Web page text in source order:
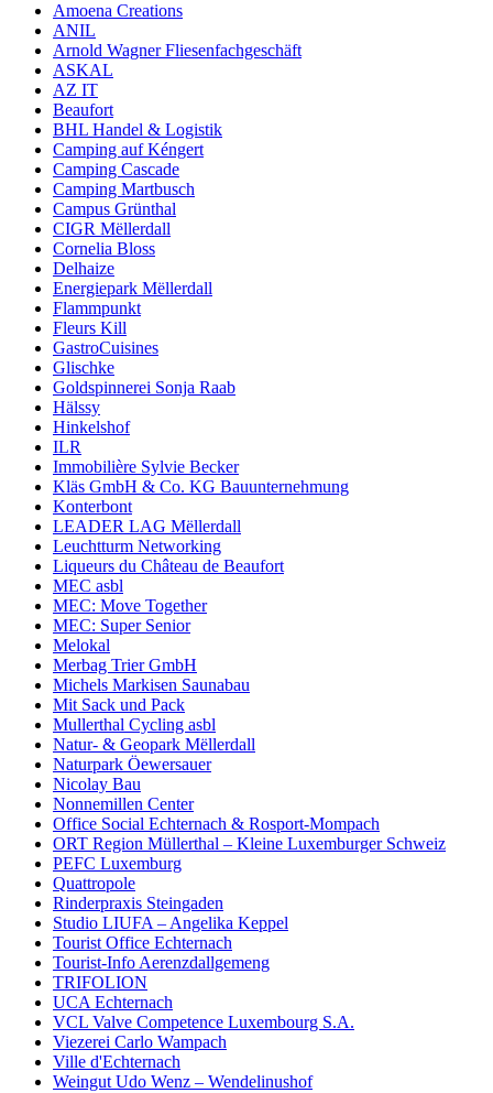
Amoena Creations
ANIL
Arnold Wagner Fliesenfachgeschäft
ASKAL
AZ IT
Beaufort
BHL Handel & Logistik
Camping auf Kéngert
Camping Cascade
Camping Martbusch
Campus Grünthal
CIGR Mëllerdall
Cornelia Bloss
Delhaize
Energiepark Mëllerdall
Flammpunkt
Fleurs Kill
GastroCuisines
Glischke
Goldspinnerei Sonja Raab
Hälssy
Hinkelshof
ILR
Immobilière Sylvie Becker
Kläs GmbH & Co. KG Bauunternehmung
Konterbont
LEADER LAG Mëllerdall
Leuchtturm Networking
Liqueurs du Château de Beaufort
MEC asbl
MEC: Move Together
MEC: Super Senior
Melokal
Merbag Trier GmbH
Michels Markisen Saunabau
Mit Sack und Pack
Mullerthal Cycling asbl
Natur- & Geopark Mëllerdall
Naturpark Öewersauer
Nicolay Bau
Nonnemillen Center
Office Social Echternach & Rosport-Mompach
ORT Region Müllerthal – Kleine Luxemburger Schweiz
PEFC Luxemburg
Quattropole
Rinderpraxis Steingaden
Studio LIUFA – Angelika Keppel
Tourist Office Echternach
Tourist-Info Aerenzdallgemeng
TRIFOLION
UCA Echternach
VCL Valve Competence Luxembourg S.A.
Viezerei Carlo Wampach
Ville d'Echternach
Weingut Udo Wenz – Wendelinushof